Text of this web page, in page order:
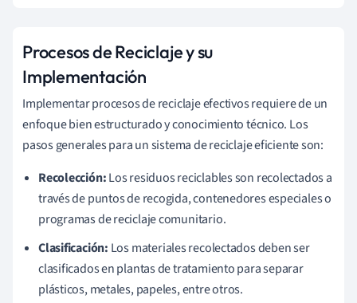
Procesos de Reciclaje y su
Implementación
Implementar procesos de reciclaje efectivos requiere de un
enfoque bien estructurado y conocimiento técnico. Los
pasos generales para un sistema de reciclaje eficiente son:
Recolección:Los residuos reciclables son recolectados a
través de puntos de recogida, contenedores especiales o
programas de reciclaje comunitario.
Clasificación: Los materiales recolectados deben ser
clasificados en plantas de tratamiento para separar
plásticos, metales, papeles, entre otros.